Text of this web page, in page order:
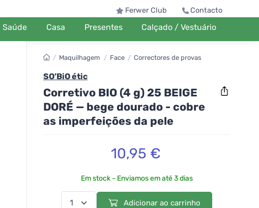
Ferwer Club Contacto
Saúde Casa Presentes Calçado / Vestuário
/ Maquilhagem / Face / Correctores de provas
SO’BiO étic
Corretivo BIO (4 g) 25 BEIGE
DORÉ — bege dourado - cobre
as imperfeições da pele
10,95 €
Em stock - Enviamos em até 3 dias
Adicionar ao carrinho